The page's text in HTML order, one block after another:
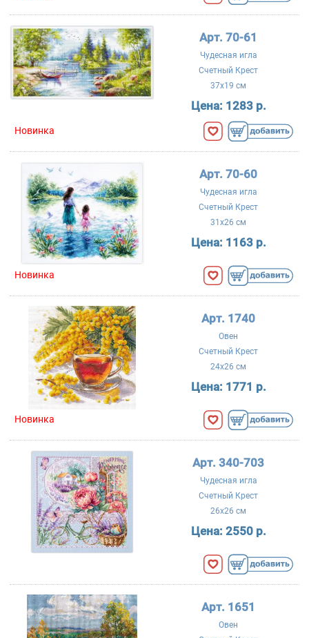
Арт. 70-61
Чудесная игла
Счетный Крест
37x19 см
Цена: 1283 р.
Новинка
Арт. 70-60
Чудесная игла
Счетный Крест
31x26 см
Цена: 1163 р.
Новинка
Арт. 1740
Овен
Счетный Крест
24x26 см
Цена: 1771 р.
Новинка
Арт. 340-703
Чудесная игла
Счетный Крест
26x26 см
Цена: 2550 р.
Арт. 1651
Овен